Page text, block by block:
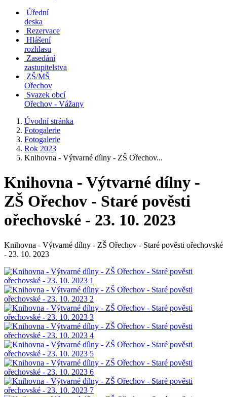
Úřední
deska
Rezervace
Hlášení
rozhlasu
Zasedání
zastupitelstva
ZŠ/MŠ
Ořechov
Svazek obcí
Ořechov - Vážany
Úvodní stránka
Fotogalerie
Fotogalerie
Rok 2023
Knihovna - Výtvarné dílny - ZŠ Ořechov...
Knihovna - Výtvarné dílny -
ZŠ Ořechov - Staré pověsti
ořechovské - 23. 10. 2023
Knihovna - Výtvarné dílny - ZŠ Ořechov - Staré pověsti ořechovské
- 23. 10. 2023